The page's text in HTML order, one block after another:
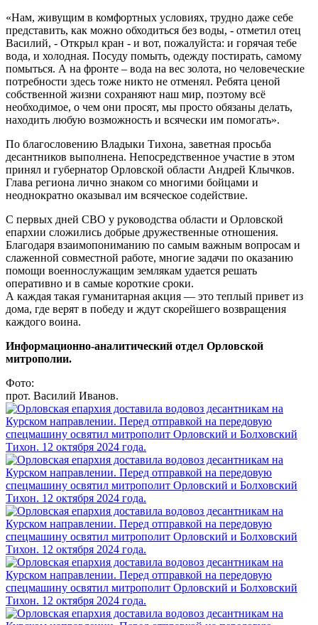
«Нам, живущим в комфортных условиях, трудно даже себе
представить, как можно обходиться без воды, - отметил отец
Василий, - Открыл кран - и вот, пожалуйста: и горячая тебе
вода, и холодная. Посуду помыть, одежду постирать, самому
помыться. А на фронте – вода на вес золота, но человеческие
потребности здесь тоже никто не отменял. Ребята ценой
собственной жизни сохраняют наш мир, поэтому всё
необходимое, о чем они просят, мы просто обязаны делать,
находить любую возможность и всячески им помогать».
По благословению Владыки Тихона, заветная просьба
десантников выполнена. Непосредственное участие в этом
принял и губернатор Орловской области Андрей Клычков.
Глава региона лично знаком со многими бойцами и
неоднократно оказывал им всяческое содействие.
С первых дней СВО у руководства области и Орловской
епархии сложились добрые дружественные отношения.
Благодаря взаимопониманию по самым важным вопросам и
слаженной совместной работе, многие задачи по оказанию
помощи военнослужащим землякам удается решать
оперативно и в самые короткие сроки.
А каждая такая гуманитарная акция — это теплый привет из
дома, где верят в победу и ждут скорейшего возвращения
каждого воина.
Информационно-аналитический отдел Орловской
митрополии.
Фото:
прот. Василий Иванов.